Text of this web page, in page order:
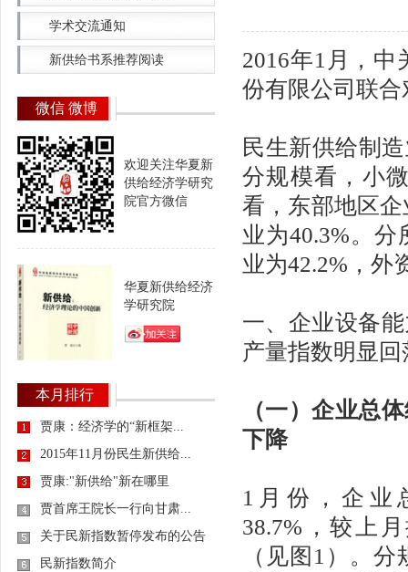
学术交流通知
新供给书系推荐阅读
微信 微博
欢迎关注华夏新
供给经济学研究
院官方微信
华夏新供给经济
学研究院
本月排行
贾康：经济学的“新框架...
2015年11月份民生新供给...
贾康:"新供给"新在哪里
贾首席王院长一行向甘肃...
关于民新指数暂停发布的公告
民新指数简介
2016年1月，
份有限公司联
民生新供给制
分规模看，小
看，东部地区
业为40.3%。
业为42.2%，外
一、企业设备
产量指数明显回
（一）企业总
下降
1月份，企业
38.7%，较上
（见图1）。